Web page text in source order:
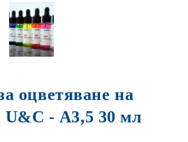
оцветяване на
- А3,5 30 мл